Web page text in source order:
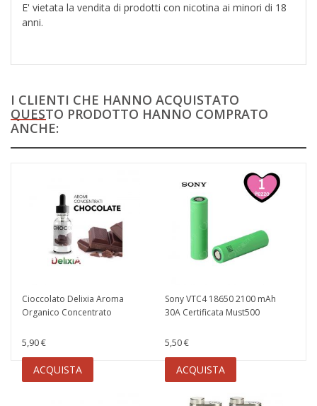
E' vietata la vendita di prodotti con nicotina ai minori di 18
anni.
I CLIENTI CHE HANNO ACQUISTATO
QUESTO PRODOTTO HANNO COMPRATO
ANCHE:
Cioccolato Delixia Aroma
Organico Concentrato
5,90 €
ACQUISTA
Sony VTC4 18650 2100 mAh
30A Certificata Must500
5,50 €
ACQUISTA